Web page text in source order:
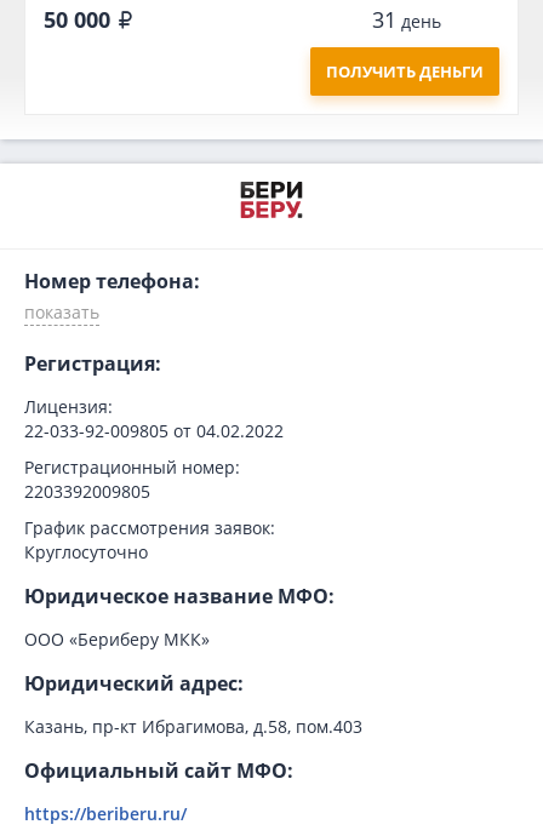
50 000 31 день
ПОЛУЧИТЬ ДЕНЬГИ
Номер телефона:
Регистрация:
Лицензия:
22-033-92-009805 от 04.02.2022
Регистрационный номер:
2203392009805
График рассмотрения заявок:
Круглосуточно
Юридическое название МФО:
ООО «Бериберу МКК»
Юридический адрес:
Казань, пр-кт Ибрагимова, д.58, пом.403
Официальный сайт МФО:
https://beriberu.ru/